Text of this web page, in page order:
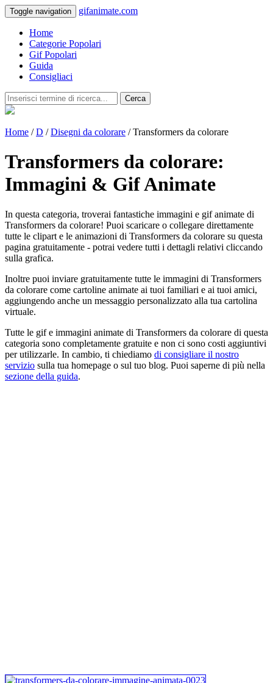
Toggle navigation gifanimate.com
Home
Categorie Popolari
Gif Popolari
Guida
Consigliaci
Cerca
Home /D /Disegni da colorare / Transformers da colorare
Transformers da colorare:
Immagini & Gif Animate
In questa categoria, troverai fantastiche immagini e gif animate di
Transformers da colorare! Puoi scaricare o collegare direttamente
tutte le clipart e le animazioni di Transformers da colorare su questa
pagina gratuitamente - potrai vedere tutti i dettagli relativi cliccando
sulla grafica.
Inoltre puoi inviare gratuitamente tutte le immagini di Transformers
da colorare come cartoline animate ai tuoi familiari e ai tuoi amici,
aggiungendo anche un messaggio personalizzato alla tua cartolina
virtuale.
Tutte le gif e immagini animate di Transformers da colorare di questa
categoria sono completamente gratuite e non ci sono costi aggiuntivi
per utilizzarle. In cambio, ti chiediamo di consigliare il nostro
servizio sulla tua homepage o sul tuo blog. Puoi saperne di più nella
sezione della guida.